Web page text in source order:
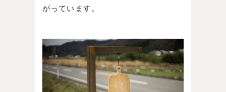
がっています。